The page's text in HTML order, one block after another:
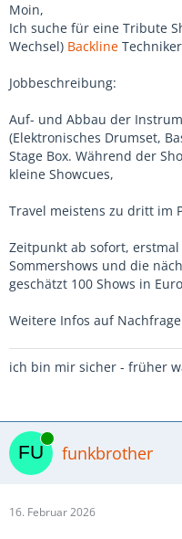
Moin,
Ich suche für eine Tribute
Wechsel) Backline
Jobbeschreibung:
Auf- und Abbau der
(Elektronisches Drumset,
Stage Box. Während der
kleine Showcues,
Travel meistens zu dritt im
Zeitpunkt ab sofort,
Sommershows und die
geschätzt 100 Shows in
Weitere Infos auf
ich bin mir sicher - früher
Online
funkbrother
16. Februar 2026